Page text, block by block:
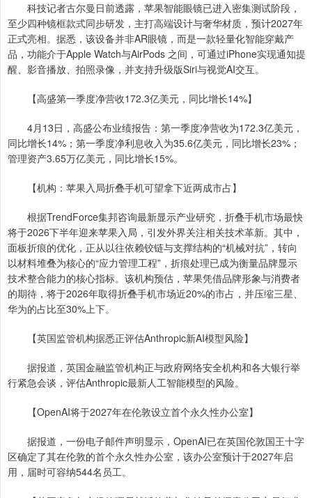
科技记者古尔曼日前透露，苹果智能眼镜已进入密集测试阶段，
至少四种镜框款式同步研发，主打高端设计与奢华材质，预计2027年
正式亮相。据悉，该设备并非AR眼镜，而是一款轻量化智能穿戴产
品，功能介于Apple Watch与AirPods 之间，可通过iPhone实现通知提
醒、影音播放、拍照录像，并支持升级版Siri与视觉AI交互。
【高盛第一季度净营收172.3亿美元，同比增长14%】
4月13日，高盛公布业绩报告：第一季度净营收为172.3亿美元，
同比增长14%；第一季度净利息收入为35.6亿美元，同比增长23%；
管理资产3.65万亿美元，同比增长15%。
【机构：苹果入局折叠手机可望拿下近两成市占】
根据TrendForce集邦咨询最新显示产业研究，折叠手机市场最快
将于2026下半年迎来苹果入局，引发外界关注相关技术革新。其中，
面板折痕的优化，正从以往依赖铰链与支撑结构的“机械对抗”，转向
以材料堆叠为核心的“应力管理工程”，折痕处理已成为衡量品牌显示
技术整合能力的核心指标。该机构预估，苹果凭借品牌形象与消费者
的期待，将于2026年取得折叠手机市场近20%的市占，并压缩三星、
华为的占比至30%上下。
【英国监管机构据悉正评估Anthropic新AI模型风险】
据报道，英国金融监管机构正与政府网络安全机构和各大银行举
行紧急会谈，评估Anthropic最新人工智能模型的风险。
【OpenAI将于2027年在伦敦设立首个永久性办公室】
据报道，一份电子邮件声明显示，OpenAI已在英国伦敦国王十字
区确定了其在伦敦的首个永久性办公室，该办公室预计于2027年启
用，届时可容纳544名员工。